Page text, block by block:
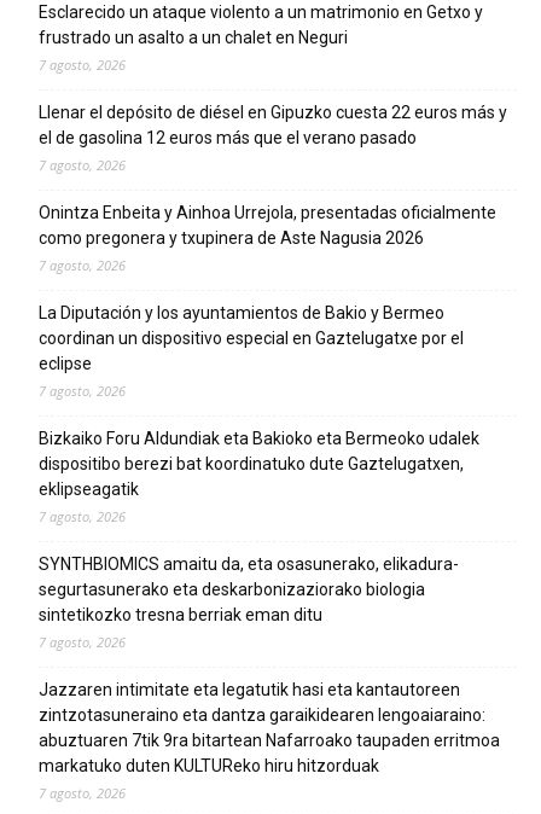
Esclarecido un ataque violento a un matrimonio en Getxo y
frustrado un asalto a un chalet en Neguri
7 agosto, 2026
Llenar el depósito de diésel en Gipuzko cuesta 22 euros más y
el de gasolina 12 euros más que el verano pasado
7 agosto, 2026
Onintza Enbeita y Ainhoa Urrejola, presentadas oficialmente
como pregonera y txupinera de Aste Nagusia 2026
7 agosto, 2026
La Diputación y los ayuntamientos de Bakio y Bermeo
coordinan un dispositivo especial en Gaztelugatxe por el
eclipse
7 agosto, 2026
Bizkaiko Foru Aldundiak eta Bakioko eta Bermeoko udalek
dispositibo berezi bat koordinatuko dute Gaztelugatxen,
eklipseagatik
7 agosto, 2026
SYNTHBIOMICS amaitu da, eta osasunerako, elikadura-
segurtasunerako eta deskarbonizaziorako biologia
sintetikozko tresna berriak eman ditu
7 agosto, 2026
Jazzaren intimitate eta legatutik hasi eta kantautoreen
zintzotasuneraino eta dantza garaikidearen lengoaiaraino:
abuztuaren 7tik 9ra bitartean Nafarroako taupaden erritmoa
markatuko duten KULTUReko hiru hitzorduak
7 agosto, 2026